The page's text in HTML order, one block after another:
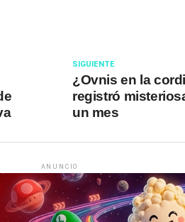
SIGUIENTE
¿Ovnis en la
registró
un mes
ANUNCIO